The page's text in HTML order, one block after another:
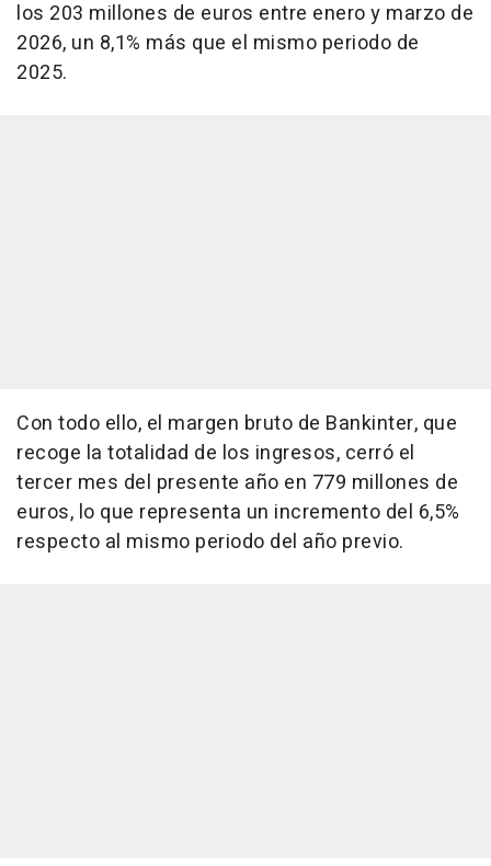
los 203 millones de euros entre enero y marzo de
2026, un 8,1% más que el mismo periodo de
2025.
Con todo ello, el margen bruto de Bankinter, que
recoge la totalidad de los ingresos, cerró el
tercer mes del presente año en 779 millones de
euros, lo que representa un incremento del 6,5%
respecto al mismo periodo del año previo.